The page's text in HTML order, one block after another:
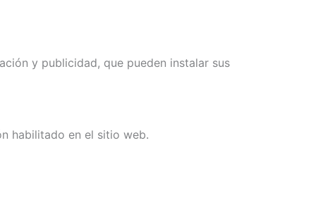
y publicidad, que pueden instalar sus
habilitado en el sitio web.